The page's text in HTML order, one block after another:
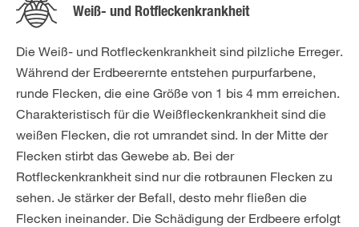
Weiß- und Rotfleckenkrankheit
Die Weiß- und Rotfleckenkrankheit sind pilzliche Erreger.
Während der Erdbeerernte entstehen purpurfarbene,
runde Flecken, die eine Größe von 1 bis 4 mm erreichen.
Charakteristisch für die Weißfleckenkrankheit sind die
weißen Flecken, die rot umrandet sind. In der Mitte der
Flecken stirbt das Gewebe ab. Bei der
Rotfleckenkrankheit sind nur die rotbraunen Flecken zu
sehen. Je stärker der Befall, desto mehr fließen die
Flecken ineinander. Die Schädigung der Erdbeere erfolgt